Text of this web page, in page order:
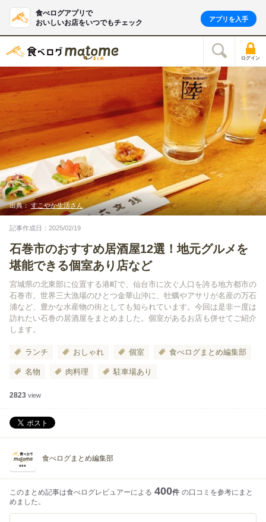
食べログアプリで
おいしいお店をいつでもチェック
アプリを入手
ログイン
出典： すこやか生活さん
記事作成日：2025/02/19
石巻市のおすすめ居酒屋12選！地元グルメを
堪能できる個室あり店など
宮城県の北東部に位置する港町で、仙台市に次ぐ人口を誇る地方都市の
石巻市。世界三大漁場のひとつ金華山沖に、牡蠣やアサリが名産の万石
浦など、豊かな水産物の街としても知られています。今回は是非一度は
訪れたい石巻の居酒屋をまとめました。個室があるお店も併せてご紹介
します。
ランチ おしゃれ 個室 食べログまとめ編集部
名物 肉料理 駐車場あり
2823 view
食べログまとめ編集部
このまとめ記事は食べログレビュアーによる 400件 の口コミを参考にまと
めました。